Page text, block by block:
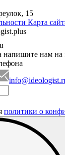
15
Карта
напишите нам на
политики о